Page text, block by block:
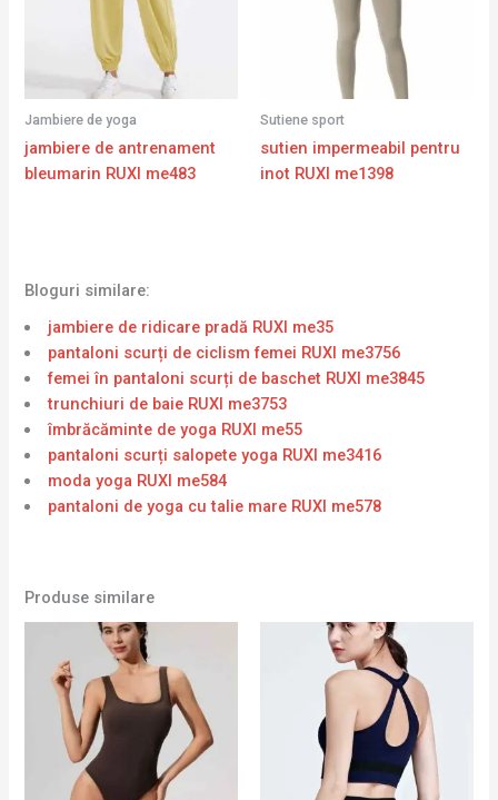
Jambiere de yoga
jambiere de antrenament
bleumarin RUXI me483
Sutiene sport
sutien impermeabil pentru
inot RUXI me1398
Bloguri similare:
jambiere de ridicare pradă RUXI me35
pantaloni scurți de ciclism femei RUXI me3756
femei în pantaloni scurți de baschet RUXI me3845
trunchiuri de baie RUXI me3753
îmbrăcăminte de yoga RUXI me55
pantaloni scurți salopete yoga RUXI me3416
moda yoga RUXI me584
pantaloni de yoga cu talie mare RUXI me578
Produse similare